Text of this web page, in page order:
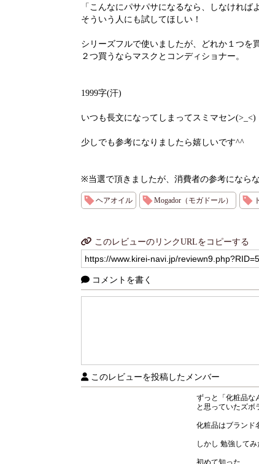
「こんなにパサパサになるなら、しなけれ
そういう人にも試してほしい！
シリーズフルで使いましたが、どれか１つを
２つ買うならマスクとコンディショナー。
1999字(汗)
いつも長文になってしまってスミマセン(>_<)
少しでも参考になりましたら嬉しいです^^
※当選で頂きましたが、消費者の参考になら
ヘアオイル Mogador（モガドール）
このレビューのリンクURLをコピーする
コメントを書く
このレビューを投稿したメンバー
ずっと「化粧品な
と思っていたズ
化粧品はブラン
しかし 勉強して
初めて知った